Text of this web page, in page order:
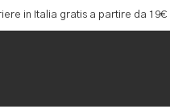
in Italia gratis a partire da 19€